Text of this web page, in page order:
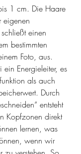
1 cm. Die Haare
eigenen
einen
bestimmten
Foto, aus.
ein Energieleiter, es
als auch
Durch
entsteht
Kopfzonen direkt
lernen, was
wenn wir